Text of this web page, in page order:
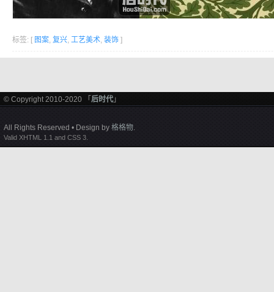
标签: [ 图案, 复兴, 工艺美术, 装饰 ]
© Copyright 2010-2020 「 后时代 」
All Rights Reserved • Design by 格格物.
Valid XHTML 1.1 and CSS 3.